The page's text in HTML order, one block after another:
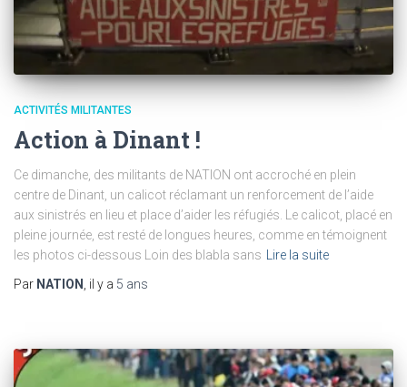
ACTIVITÉS MILITANTES
Action à Dinant !
Ce dimanche, des militants de NATION ont accroché en plein
centre de Dinant, un calicot réclamant un renforcement de l’aide
aux sinistrés en lieu et place d’aider les réfugiés. Le calicot, placé en
pleine journée, est resté de longues heures, comme en témoignent
les photos ci-dessous Loin des blabla sans Lire la suite
Par NATION , il y a 5 ans